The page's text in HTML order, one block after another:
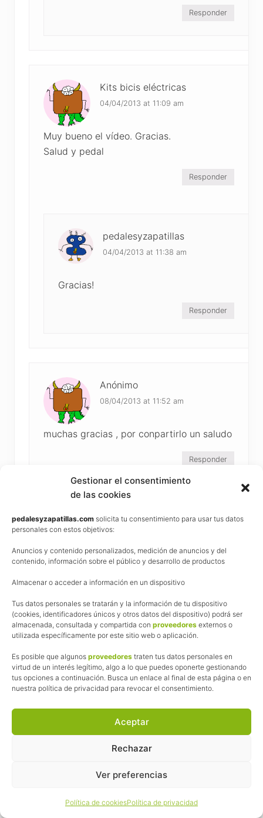
Gestionar el consentimiento
de las cookies
pedalesyzapatillas.com solicita tu consentimiento para usar tus datos
personales con estos objetivos:
Anuncios y contenido personalizados, medición de anuncios y del
contenido, información sobre el público y desarrollo de productos
Almacenar o acceder a información en un dispositivo
Tus datos personales se tratarán y la información de tu dispositivo
(cookies, identificadores únicos y otros datos del dispositivo) podrá ser
almacenada, consultada y compartida con proveedores externos o
utilizada específicamente por este sitio web o aplicación.
Es posible que algunos proveedores traten tus datos personales en
virtud de un interés legítimo, algo a lo que puedes oponerte gestionando
tus opciones a continuación. Busca un enlace al final de esta página o en
nuestra política de privacidad para revocar el consentimiento.
Aceptar
Rechazar
Ver preferencias
Política de cookiesPolítica de privacidad
Responder
Kits bicis eléctricas
04/04/2013 at 11:09 am
Muy bueno el vídeo. Gracias.
Salud y pedal
Responder
pedalesyzapatillas
04/04/2013 at 11:38 am
Gracias!
Responder
Anónimo
08/04/2013 at 11:52 am
muchas gracias , por conpartirlo un saludo
Responder
lautaroDH
19/04/2013 at 1:42 am
noooo me carga!! porfavor alguien que me
lo mande!!analopez772009@hotmail.com
Responder
pedalesyzapatillas
19/04/2013 at 5:10 am